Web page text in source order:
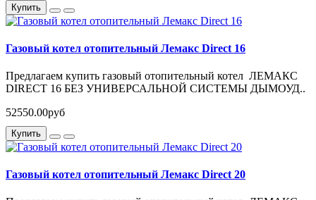
Купить
Газовый котел отопительный Лемакс Direct 16
Предлагаем купить газовый отопительный котел ЛЕМАКС
DIRECT 16 БЕЗ УНИВЕРСАЛЬНОЙ СИСТЕМЫ ДЫМОУД..
52550.00руб
Купить
Газовый котел отопительный Лемакс Direct 20